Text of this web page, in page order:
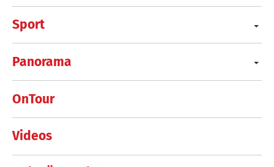
Sport
Panorama
OnTour
Videos